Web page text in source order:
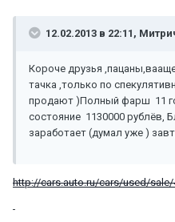
12.02.2013 в 22:11,
Короче друзья
тачка ,только по
продают )Полный фарш 11
состояние 1130000 рублёв,
заработает (думал уже )
http://cars.auto.ru/cars/used/sale/